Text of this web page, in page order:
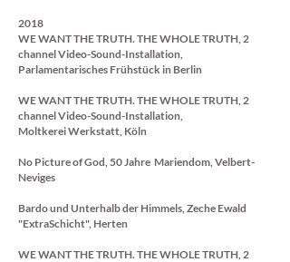
2018
WE WANT THE TRUTH. THE WHOLE TRUTH, 2
channel Video-Sound-Installation,
Parlamentarisches Frühstück in Berlin
WE WANT THE TRUTH. THE WHOLE TRUTH, 2
channel Video-Sound-Installation,
Moltkerei Werkstatt, Köln
No Picture of God, 50 Jahre Mariendom, Velbert-
Neviges
Bardo und Unterhalb der Himmels, Zeche Ewald
"ExtraSchicht", Herten
WE WANT THE TRUTH. THE WHOLE TRUTH, 2